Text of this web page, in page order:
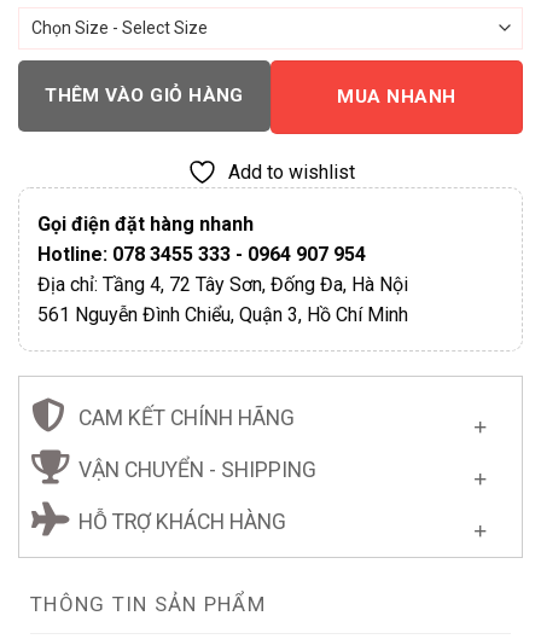
THÊM VÀO GIỎ HÀNG MUA NHANH
Add to wishlist
Gọi điện đặt hàng nhanh
Hotline: 078 3455 333 - 0964 907 954
Địa chỉ: Tầng 4, 72 Tây Sơn, Đống Đa, Hà Nội
561 Nguyễn Đình Chiểu, Quận 3, Hồ Chí Minh
CAM KẾT CHÍNH HÃNG
VẬN CHUYỂN - SHIPPING
HỖ TRỢ KHÁCH HÀNG
THÔNG TIN SẢN PHẨM